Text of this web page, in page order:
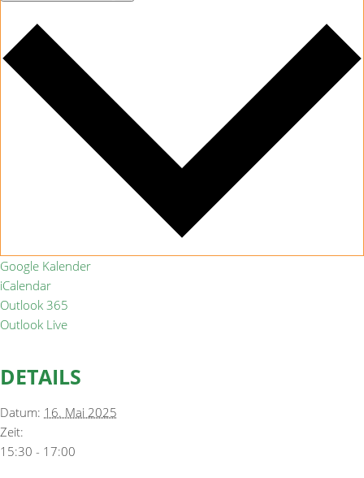
Google Kalender
iCalendar
Outlook 365
Outlook Live
DETAILS
Datum: 16. Mai 2025
Zeit:
15:30 - 17:00